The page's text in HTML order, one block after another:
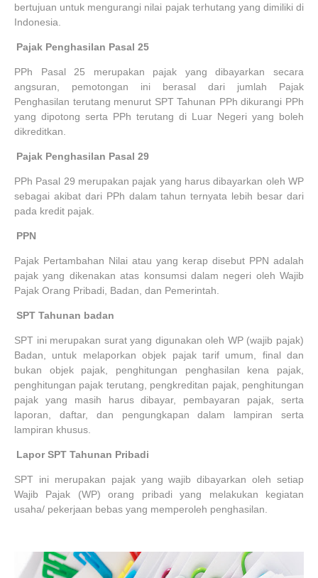
bertujuan untuk mengurangi nilai pajak terhutang yang dimiliki di
Indonesia.
Pajak Penghasilan Pasal 25
PPh Pasal 25 merupakan pajak yang dibayarkan secara
angsuran, pemotongan ini berasal dari jumlah Pajak
Penghasilan terutang menurut SPT Tahunan PPh dikurangi PPh
yang dipotong serta PPh terutang di Luar Negeri yang boleh
dikreditkan.
Pajak Penghasilan Pasal 29
PPh Pasal 29 merupakan pajak yang harus dibayarkan oleh WP
sebagai akibat dari PPh dalam tahun ternyata lebih besar dari
pada kredit pajak.
PPN
Pajak Pertambahan Nilai atau yang kerap disebut PPN adalah
pajak yang dikenakan atas konsumsi dalam negeri oleh Wajib
Pajak Orang Pribadi, Badan, dan Pemerintah.
SPT Tahunan badan
SPT ini merupakan surat yang digunakan oleh WP (wajib pajak)
Badan, untuk melaporkan objek pajak tarif umum, final dan
bukan objek pajak, penghitungan penghasilan kena pajak,
penghitungan pajak terutang, pengkreditan pajak, penghitungan
pajak yang masih harus dibayar, pembayaran pajak, serta
laporan, daftar, dan pengungkapan dalam lampiran serta
lampiran khusus.
Lapor SPT Tahunan Pribadi
SPT ini merupakan pajak yang wajib dibayarkan oleh setiap
Wajib Pajak (WP) orang pribadi yang melakukan kegiatan
usaha/ pekerjaan bebas yang memperoleh penghasilan.